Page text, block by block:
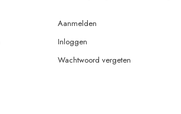
Aanmelden
Inloggen
Wachtwoord vergeten